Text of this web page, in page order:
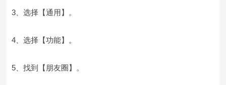
3、选择【通用】。
4、选择【功能】。
5、找到【朋友圈】。